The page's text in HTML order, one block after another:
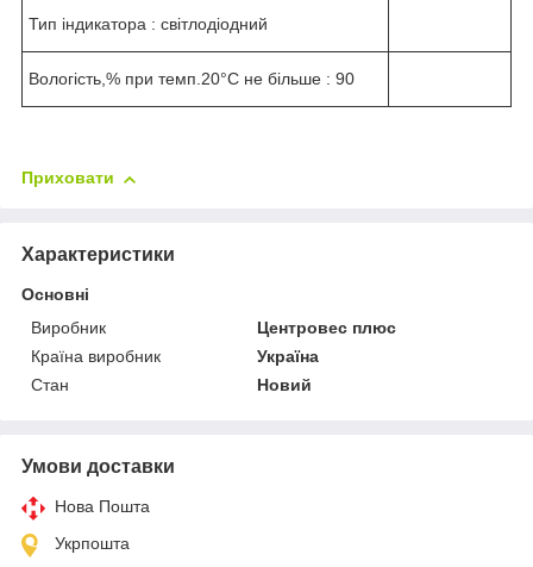
Тип індикатора : світлодіодний
Вологість,% при темп.20°C не більше : 90
Приховати
Характеристики
Основні
Виробник
Центровес плюс
Країна виробник
Україна
Стан
Новий
Умови доставки
Нова Пошта
Укрпошта